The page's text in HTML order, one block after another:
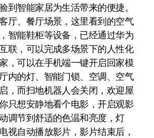
到智能家居为生活带来的便捷。
厅、餐厅场景，这里看到的空气
智能鞋柜等设备，已经通过华为
联，可以完成多场景下的人性化
，可以在手机端一键开启回家模
内的灯、智能门锁、空调、空气
，而扫地机器人会关闭，欢迎屋
只想安静地看个电影，开启观影
调节到舒适的色温和亮度，灯
视自动播放影片，影片结束后，